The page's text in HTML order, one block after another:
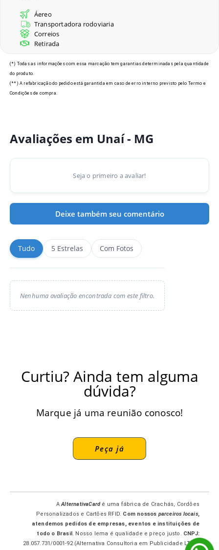
Áereo
Transportadora rodoviaria
Correios
Retirada
(*) Todas as informações com essa marcação tem garantias determinadas pela quantidade
do produto.
(**) A refabricação do pedido está garantida em caso de erro interno previsto pelo Termo e
Condições de compra.
Avaliações em Unaí - MG
Seja o primeiro a avaliar!
Deixe também seu comentário
Tudo 5 Estrelas Com Fotos
Nenhuma avaliação encontrada com este filtro.
Curtiu? Ainda tem alguma
dúvida?
Marque já uma reunião conosco!
Peça já
AAlternativaCardé uma fábrica de Crachás, Cordões
Personalizados e Cartões RFID. Com nossos parceiros locais,
atendemos pedidos de empresas, eventos e instituições de
todo o Brasil . Nosso lema é qualidade e preço justo. CNPJ:
28.057.731/0001-92 (Alternativa Consultoria em Publicidade LTDA-